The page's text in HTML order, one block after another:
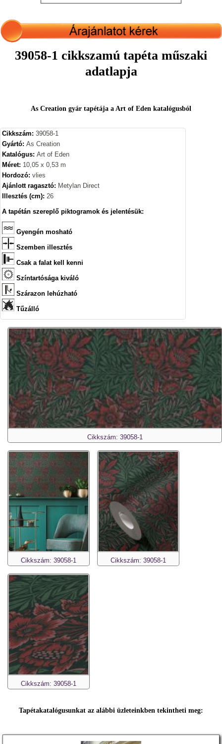
39058-1 cikkszamú tapéta műszaki
adatlapja
As Creation gyár tapétája a Art of Eden katalógusból
Cikkszám: 39058-1
Gyártó: As Creation
Katalógus: Art of Eden
Méret: 10,05 x 0,53 m
Hordozó: vlies
Ajánlott ragasztó: Metylan Direct
Illesztés (cm): 26
A tapétán szereplő piktogramok és jelentésük:
Gyengén mosható
Szemben illesztés
Csak a falat kell kenni
Színtartósága kiváló
Szárazon lehúzható
Tűzálló
Cikkszám: 39058-1
Cikkszám: 39058-1 Cikkszám: 39058-1
Cikkszám: 39058-1
Tapétakatalógusunkat az alábbi üzleteinkben tekintheti meg: